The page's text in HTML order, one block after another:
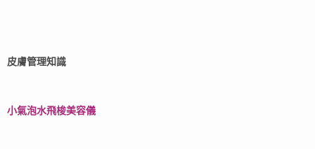
皮膚管理知識
小氣泡水飛梭美容儀